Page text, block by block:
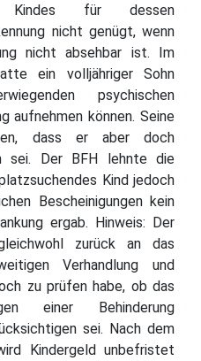
Kindes für dessen
nicht genügt, wenn
nicht absehbar ist. Im
ein volljähriger Sohn
psychischen
aufnehmen können. Seine
dass er aber doch
sei. Der BFH lehnte die
Kind jedoch
Bescheinigungen kein
ergab. Hinweis: Der
zurück an das
Verhandlung und
zu prüfen habe, ob das
einer Behinderung
sei. Nach dem
Kindergeld unbefristet